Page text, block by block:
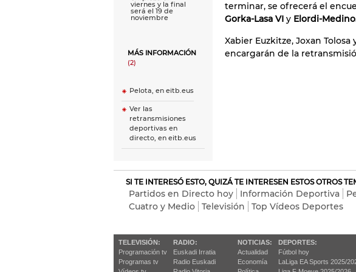
viernes y la final
será el 19 de
noviembre
MÁS INFORMACIÓN
(2)
Pelota, en eitb.eus
Ver las
retransmisiones
deportivas en
directo, en eitb.eus
terminar, se ofrecerá el
Gorka-Lasa VI y Elordi-
Xabier Euzkitze, Joxan Tolosa
encargarán de la
SI TE INTERESÓ ESTO, QUIZÁ TE INTERESEN ESTOS OTROS
Partidos en Directo hoy Información Deportiva
Cuatro y Medio
Televisión Top Vídeos Deportes
TELEVISIÓN:
Programación tv
Programas tv
RADIO:
Euskadi Irratia
Radio Euskadi
NOTICIAS:
Actualidad
Economía
DEPORTES:
Fútbol hoy
LaLiga EA Sports 2025/